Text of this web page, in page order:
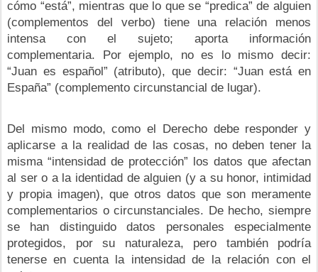
cómo “está”, mientras que lo que se “predica” de alguien
(complementos del verbo) tiene una relación menos
intensa con el sujeto; aporta información
complementaria. Por ejemplo, no es lo mismo decir:
“Juan es español” (atributo), que decir: “Juan está en
España” (complemento circunstancial de lugar).
Del mismo modo, como el Derecho debe responder y
aplicarse a la realidad de las cosas, no deben tener la
misma “intensidad de protección” los datos que afectan
al ser o a la identidad de alguien (y a su honor, intimidad
y propia imagen), que otros datos que son meramente
complementarios o circunstanciales. De hecho, siempre
se han distinguido datos personales especialmente
protegidos, por su naturaleza, pero también podría
tenerse en cuenta la intensidad de la relación con el